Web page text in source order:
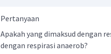
Pertanyaan
Apakah yang dimaksud dengan
dengan respirasi anaerob?